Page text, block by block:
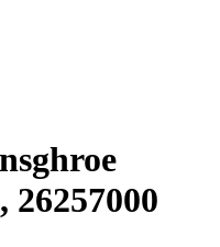
26257000